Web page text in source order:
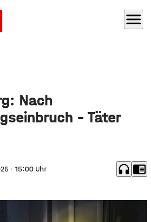
menu
Nach
– Täter
· 15:00 Uhr headphones chrome_reader_mode